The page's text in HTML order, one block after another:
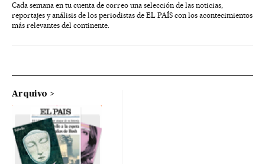
Cada semana en tu cuenta de correo una selección de las noticias,
reportajes y análisis de los periodistas de EL PAÍS con los acontecimientos
más relevantes del continente.
Arquivo